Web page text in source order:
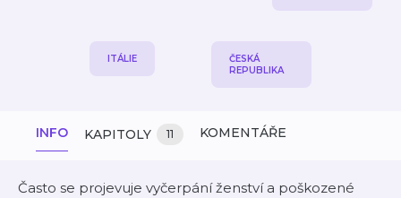
ITÁLIE
ČESKÁ
REPUBLIKA
INFO KAPITOLY 11 KOMENTÁŘE
Často se projevuje vyčerpání ženství a poškozené